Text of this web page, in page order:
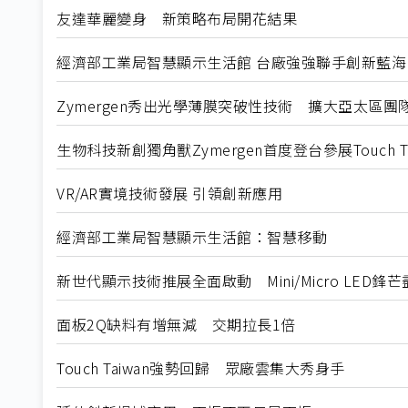
友達華麗變身 新策略布局開花結果
經濟部工業局智慧顯示生活館 台廠強強聯手創新藍海
Zymergen秀出光學薄膜突破性技術 擴大亞太區團
生物科技新創獨角獸Zymergen首度登台參展Touch
VR/AR實境技術發展 引領創新應用
經濟部工業局智慧顯示生活館：智慧移動
新世代顯示技術推展全面啟動 Mini/Micro LED鋒芒
面板2Q缺料有增無減 交期拉長1倍
Touch Taiwan強勢回歸 眾廠雲集大秀身手